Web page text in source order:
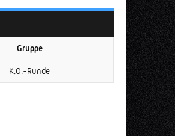
Gruppe
K.O.-Runde